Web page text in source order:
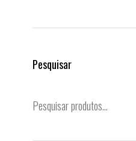
Pesquisar
Pesquisar